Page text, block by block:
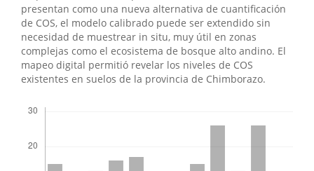
presentan como una nueva alternativa de cuantificación
de COS, el modelo calibrado puede ser extendido sin
necesidad de muestrear in situ, muy útil en zonas
complejas como el ecosistema de bosque alto andino. El
mapeo digital permitió revelar los niveles de COS
existentes en suelos de la provincia de Chimborazo.